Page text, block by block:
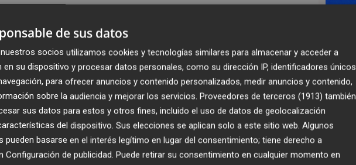
de sus datos
socios utilizamos cookies y tecnologías similares para almacenar y acceder a
su dispositivo y procesar datos personales, como su dirección IP, identificadores únicos
para ofrecer anuncios y contenido personalizados, medir anuncios y contenido,
sobre la audiencia y mejorar los servicios. Proveedores de terceros (1913) también
sus datos para estos y otros fines, incluido el uso de datos de geolocalización
del dispositivo. Sus elecciones se aplican solo a este sitio web. Algunos
pueden basarse en el interés legítimo en lugar del consentimiento; tiene derecho a
Configuración de publicidad. Puede retirar su consentimiento en cualquier momento en